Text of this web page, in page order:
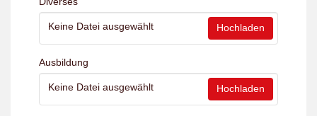
Keine Datei ausgewählt Hochladen
Ausbildung
Keine Datei ausgewählt Hochladen